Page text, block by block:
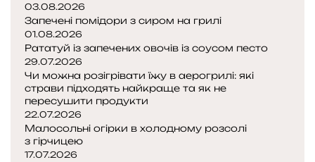
03.08.2026
Запечені помідори з сиром на грилі
01.08.2026
Рататуй із запечених овочів із соусом песто
29.07.2026
Чи можна розігрівати їжу в аерогрилі: які
страви підходять найкраще та як не
пересушити продукти
22.07.2026
Малосольні огірки в холодному розсолі
з гірчицею
17.07.2026